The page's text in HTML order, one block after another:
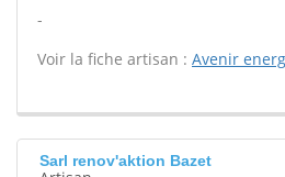
-
Voir la fiche artisan : Avenir
Sarl renov'aktion Bazet